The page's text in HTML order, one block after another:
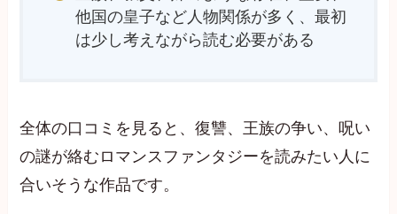
他国の皇子など人物関係が多く、最初
は少し考えながら読む必要がある
全体の口コミを見ると、復讐、王族の争い、呪い
の謎が絡むロマンスファンタジーを読みたい人に
合いそうな作品です。